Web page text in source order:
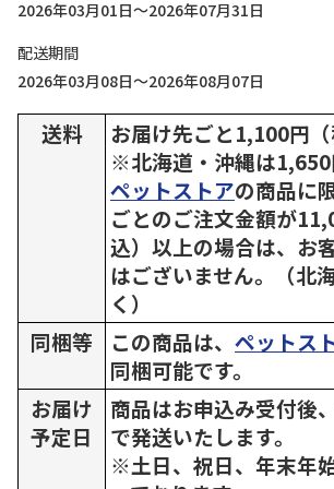
2026年03月01日～2026年07月31日
配送期間
2026年03月08日～2026年08月07日
送料
お届け先ごと1,100円（
※北海道・沖縄は1,650
ペットストアの商品に
ごとのご注文金額が
込）以上の場合は、お
はございません。（北
く）
同梱等
この商品は、 ペットス
同梱可能です。
お届け
予定日
商品はお申込み受付後
で発送いたします。
※土日、祝日、年末年